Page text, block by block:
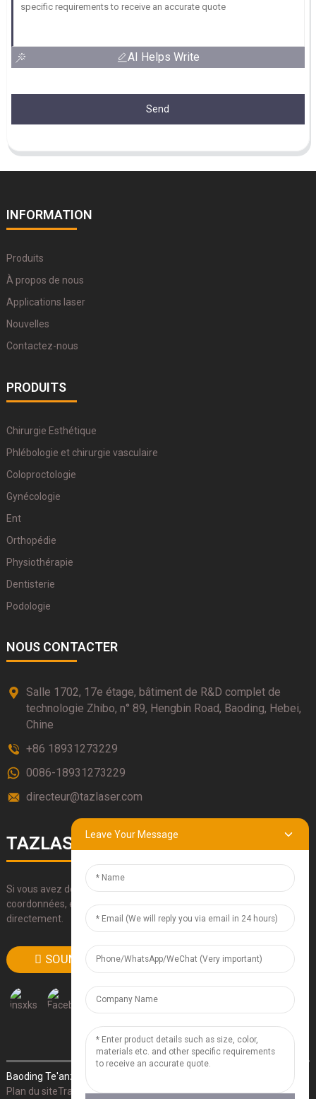
AI Helps Write
Send
INFORMATION
Produits
À propos de nous
Applications laser
Nouvelles
Contactez-nous
PRODUITS
Chirurgie Esthétique
Phlébologie et chirurgie vasculaire
Coloproctologie
Gynécologie
Ent
Orthopédie
Physiothérapie
Dentisterie
Podologie
NOUS CONTACTER
Salle 1702, 17e étage, bâtiment de R&D complet de
technologie Zhibo, n° 89, Hengbin Road, Baoding, Hebei,
Chine
+86 18931273229
0086-18931273229
directeur@tazlaser.com
TAZLASERS
Si vous avez des questions sur nos produits, veuillez utiliser nos
coordonnées, envoyez-nous un e-mail ou appelez-nous
directement.
SOUMETTRE
Baoding Te'anzhou Electronic Technology Co., Ltd.
Plan du siteTrans
- Recherche supérieure
Leave Your Message